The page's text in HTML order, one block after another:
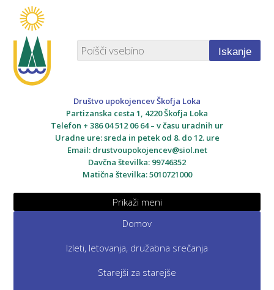
Društvo upokojencev Škofja Loka
Partizanska cesta 1, 4220 Škofja Loka
Telefon + 386 04 512 06 64 – v času uradnih ur
Uradne ure: sreda in petek od 8. do 12. ure
Email: drustvoupokojencev@siol.net
Davčna številka: 99746352
Matična številka: 5010721000
Iskanje
Prikaži meni
Domov
Izleti, letovanja, družabna srečanja
Starejši za starejše